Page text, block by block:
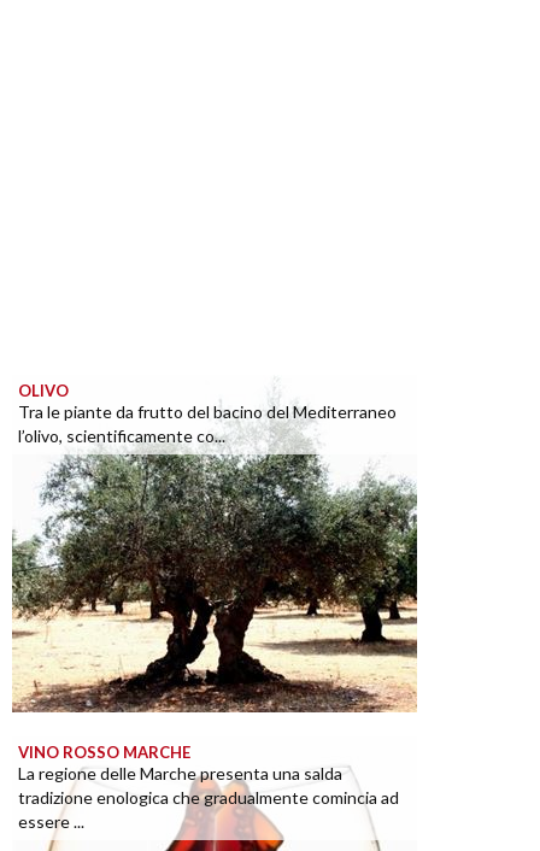
OLIVO
Tra le piante da frutto del bacino del Mediterraneo
l’olivo, scientificamente co...
VINO ROSSO MARCHE
La regione delle Marche presenta una salda
tradizione enologica che gradualmente comincia ad
essere ...